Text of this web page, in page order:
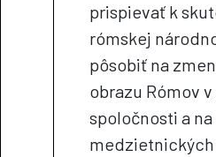
prispievať k
rómskej
pôsobiť na
obrazu Rómov
spoločnosti a